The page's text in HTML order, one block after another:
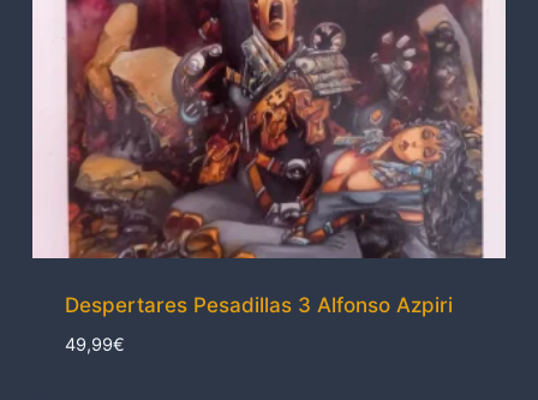
Despertares Pesadillas 3 Alfonso Azpiri
49,99€